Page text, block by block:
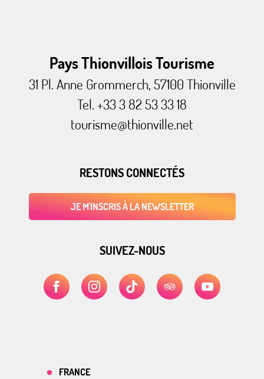
Pays Thionvillois Tourisme
31 Pl. Anne Grommerch, 57100 Thionville
Tel. +33 3 82 53 33 18
tourisme@thionville.net
RESTONS CONNECTÉS
JE M'INSCRIS À LA NEWSLETTER
SUIVEZ-NOUS
FRANCE